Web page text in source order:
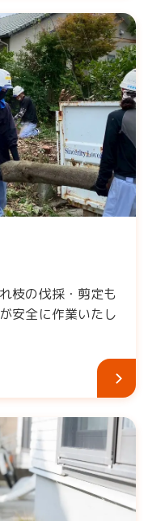
枝の伐採・剪定も
安全に作業いたし